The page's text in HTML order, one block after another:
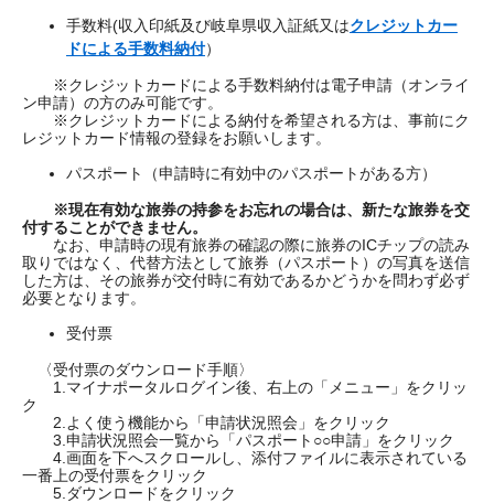
手数料(収入印紙及び岐阜県収入証紙又はクレジットカー
ドによる手数料納付）
※クレジットカードによる手数料納付は電子申請（オンライ
ン申請）の方のみ可能です。
※クレジットカードによる納付を希望される方は、事前にク
レジットカード情報の登録をお願いします。
パスポート（申請時に有効中のパスポートがある方）
※現在有効な旅券の持参をお忘れの場合は、新たな旅券を交
付することができません。
なお、申請時の現有旅券の確認の際に旅券のICチップの読み
取りではなく、代替方法として旅券（パスポート）の写真を送信
した方は、その旅券が交付時に有効であるかどうかを問わず必ず
必要となります。
受付票
〈受付票のダウンロード手順〉
1.マイナポータルログイン後、右上の「メニュー」をクリッ
ク
2.よく使う機能から「申請状況照会」をクリック
3.申請状況照会一覧から「パスポート○○申請」をクリック
4.画面を下へスクロールし、添付ファイルに表示されている
一番上の受付票をクリック
5.ダウンロードをクリック